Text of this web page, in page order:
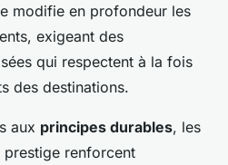
modifie en profondeur les
exigeant des
qui respectent à la fois
des destinations.
aux principes durables, les
renforcent